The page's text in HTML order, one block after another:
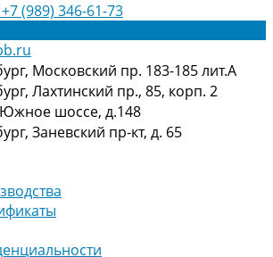
+7 (989) 346-61-73
Московский пр. 183-185 лит.А
Лахтинский пр., 85, корп. 2
Южное шоссе, д.148
Заневский пр-кт, д. 65